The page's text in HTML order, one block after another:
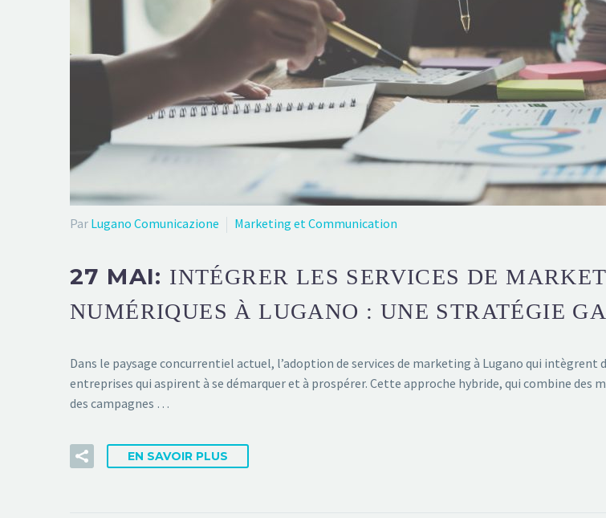
Par Lugano Comunicazione Marketing et Communication
27 MAI: INTÉGRER LES SERVICES DE
NUMÉRIQUES À LUGANO : UNE STRATÉGIE
Dans le paysage concurrentiel actuel, l’adoption de services de marketing à Lugano qui
entreprises qui aspirent à se démarquer et à prospérer. Cette approche hybride, qui combine
des campagnes …
EN SAVOIR PLUS